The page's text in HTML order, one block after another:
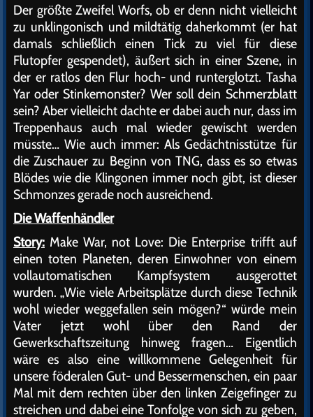
Der größte Zweifel Worfs, ob er denn nicht vielleicht
zu unklingonisch und mildtätig daherkommt (er hat
damals schließlich einen Tick zu viel für diese
Flutopfer gespendet), äußert sich in einer Szene, in
der er ratlos den Flur hoch- und runterglotzt. Tasha
Yar oder Stinkemonster? Wer soll dein Schmerzblatt
sein? Aber vielleicht dachte er dabei auch nur, dass im
Treppenhaus auch mal wieder gewischt werden
müsste… Wie auch immer: Als Gedächtnisstütze für
die Zuschauer zu Beginn von TNG, dass es so etwas
Blödes wie die Klingonen immer noch gibt, ist dieser
Schmonzes gerade noch ausreichend.
Die Waffenhändler
Story: Make War, not Love: Die Enterprise trifft auf
einen toten Planeten, deren Einwohner von einem
vollautomatischen Kampfsystem ausgerottet
wurden. „Wie viele Arbeitsplätze durch diese Technik
wohl wieder weggefallen sein mögen?“ würde mein
Vater jetzt wohl über den Rand der
Gewerkschaftszeitung hinweg fragen… Eigentlich
wäre es also eine willkommene Gelegenheit für
unsere föderalen Gut- und Bessermenschen, ein paar
Mal mit dem rechten über den linken Zeigefinger zu
streichen und dabei eine Tonfolge von sich zu geben,